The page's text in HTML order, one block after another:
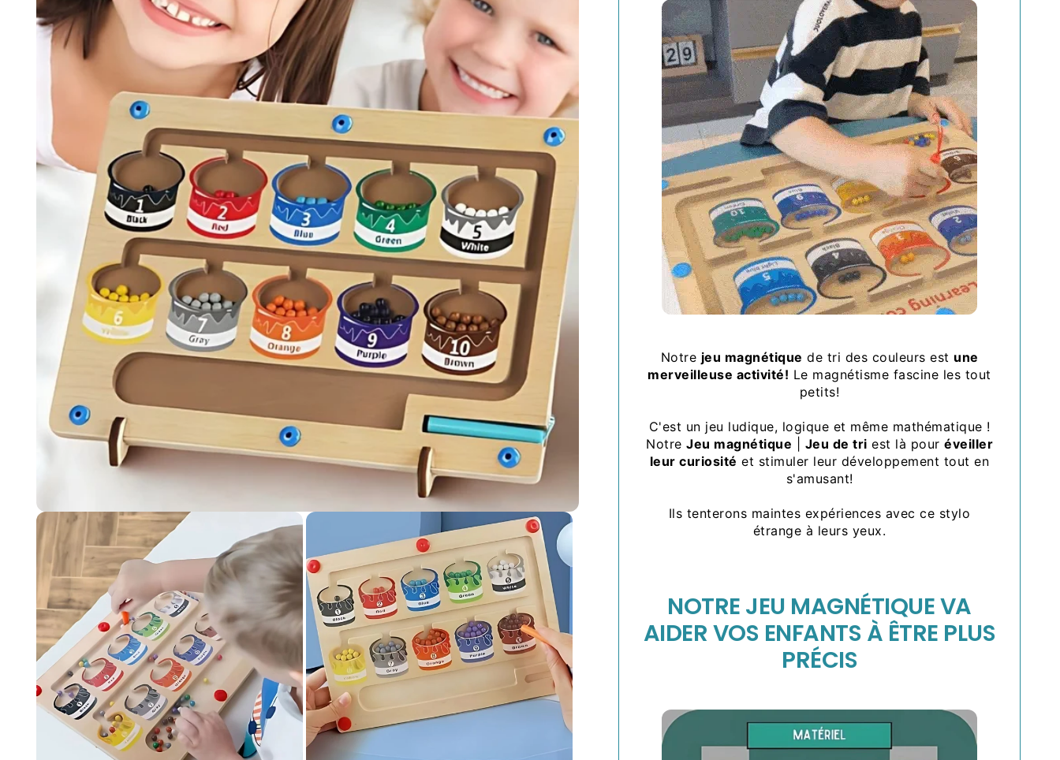
Notre jeu magnétique de tri des couleurs est une
merveilleuse activité! Le magnétisme fascine les tout
petits!
C'est un jeu ludique, logique et même mathématique !
NotreJeu magnétique Jeu de tri est là pouréveiller
leur curiosité et stimuler leur développement tout en
s'amusant!
Ils tenterons maintes expériences avec ce stylo
étrange à leurs yeux.
NOTRE JEU MAGNÉTIQUE VA
AIDER VOS ENFANTS À ÊTRE PLUS
PRÉCIS